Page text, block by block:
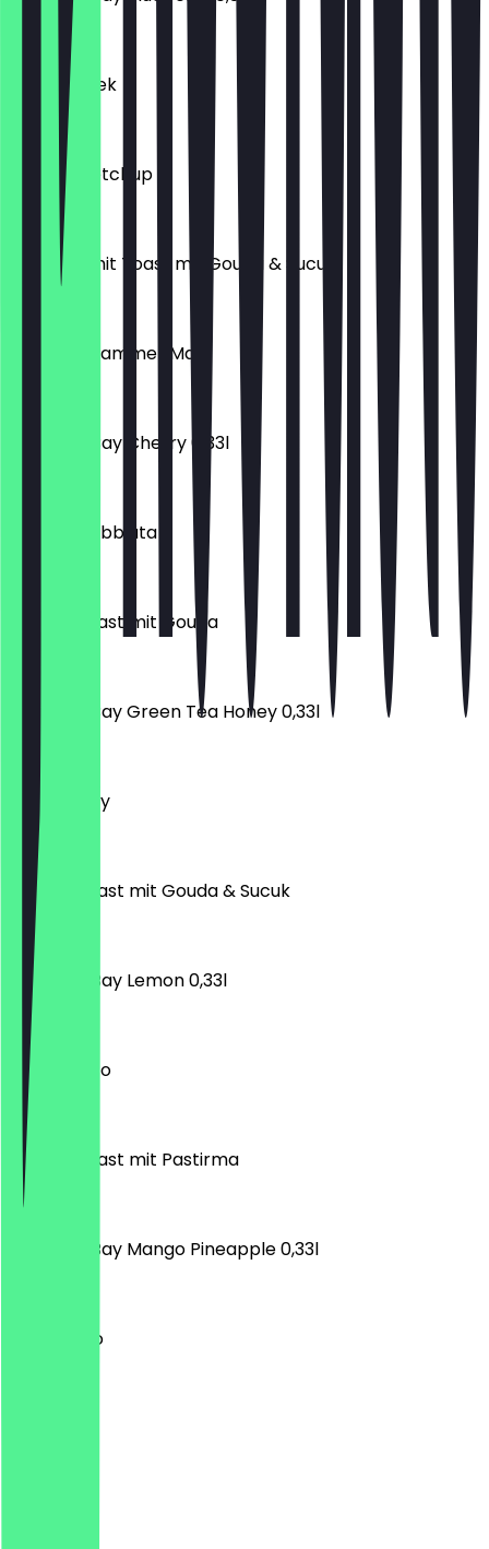
Sigara Börek
Reis mit Ketchup
€ 3,90
TAVAM Simit Toast mit Gouda & Sucuk
TAVAM Strammer Max
Elephant Bay Cherry 0,33l
Pasta Arrabbiata
TAVAM Toast mit Gouda
Elephant Bay Green Tea Honey 0,33l
Pasta Curry
€ 9,90
TAVAM Toast mit Gouda & Sucuk
€ 7,90
Elephant Bay Lemon 0,33l
€ 2,10
Pasta Pesto
€ 9,90
TAVAM Toast mit Pastirma
€ 7,90
Elephant Bay Mango Pineapple 0,33l
Pasta Pollo